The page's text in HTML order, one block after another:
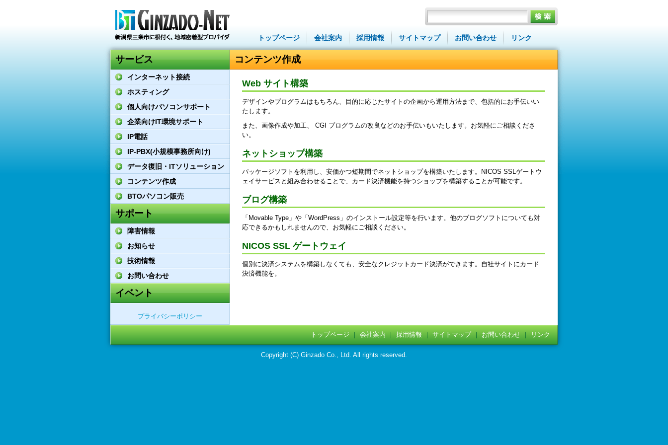
トップページ 会社案内 採用情報 サイトマップ お問い合わせ リンク
サービス
インターネット接続
ホスティング
個人向けパソコンサポート
企業向けIT環境サポート
IP電話
IP-PBX(小規模事務所向け)
データ復旧・ITソリューション
コンテンツ作成
BTOパソコン販売
サポート
障害情報
お知らせ
技術情報
お問い合わせ
イベント
プライバシーポリシー
コンテンツ作成
Web サイト構築
デザインやプログラムはもちろん、目的に応じたサイトの企画から運用方法まで、包括的にお手伝いい
たします。
また、画像作成や加工、 CGI プログラムの改良などのお手伝いもいたします。お気軽にご相談くださ
い。
ネットショップ構築
パッケージソフトを利用し、安価かつ短期間でネットショップを構築いたします。NICOS SSLゲートウ
ェイサービスと組み合わせることで、カード決済機能を持つショップを構築することが可能です。
ブログ構築
「Movable Type」や「WordPress」のインストール設定等を行います。他のブログソフトについても対
応できるかもしれませんので、お気軽にご相談ください。
NICOS SSL ゲートウェイ
個別に決済システムを構築しなくても、安全なクレジットカード決済ができます。自社サイトにカード
決済機能を。
トップページ ｜ 会社案内 ｜ 採用情報 ｜ サイトマップ｜ お問い合わせ ｜ リンク
Copyright (C) Ginzado Co., Ltd. All rights reserved.